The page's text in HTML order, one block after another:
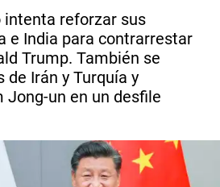
intenta reforzar sus
e India para contrarrestar
Trump. También se
de Irán y Turquía y
Jong-un en un desfile